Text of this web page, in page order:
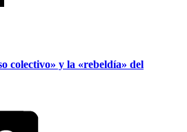
colectivo» y la «rebeldía» del